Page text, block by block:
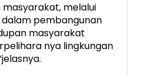
melalui
pembangunan
masyarakat
nya lingkungan